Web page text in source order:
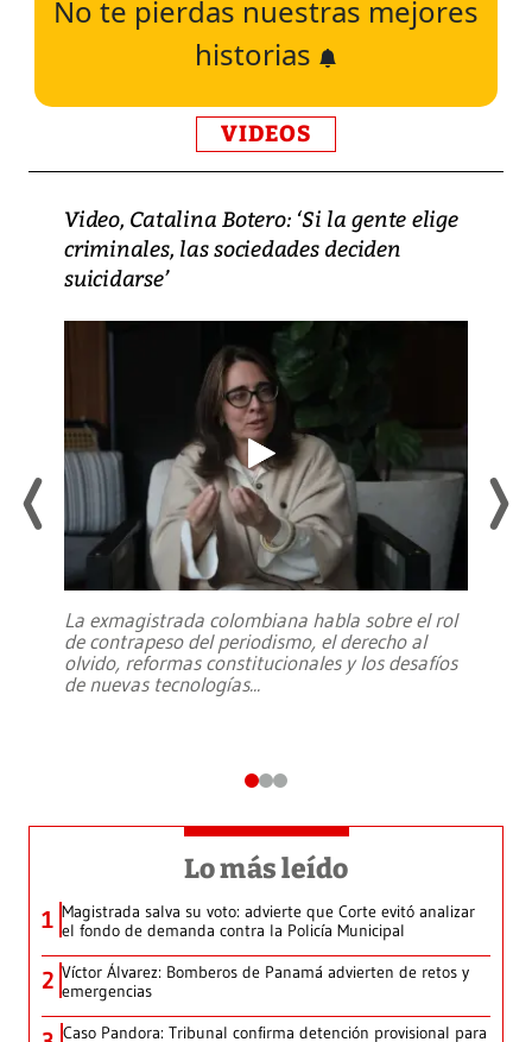
No te pierdas nuestras mejores
historias
VIDEOS
Video, Catalina Botero: ‘Si la gente elige
criminales, las sociedades deciden
suicidarse’
La exmagistrada colombiana habla sobre el rol
de contrapeso del periodismo, el derecho al
olvido, reformas constitucionales y los desafíos
de nuevas tecnologías...
Lo más leído
1 Magistrada salva su voto: advierte que Corte evitó analizar
el fondo de demanda contra la Policía Municipal
2 Víctor Álvarez: Bomberos de Panamá advierten de retos y
emergencias
Caso Pandora: Tribunal confirma detención provisional para